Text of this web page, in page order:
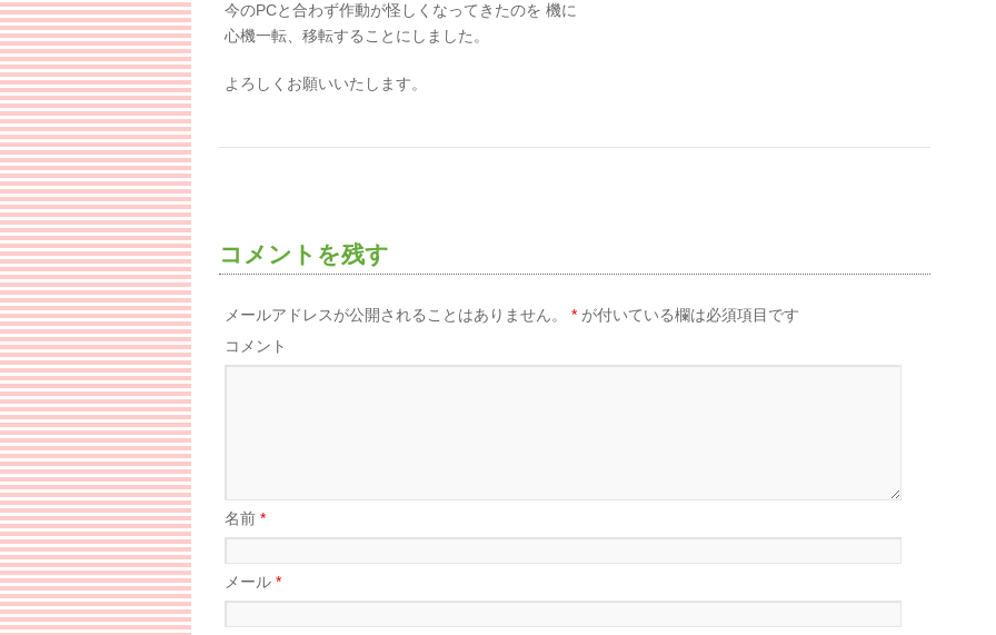
今のPCと合わず作動が怪しくなってきたのを 機に
心機一転、移転することにしました。
よろしくお願いいたします。
コメントを残す
メールアドレスが公開されることはありません。 * が付いている欄は必須項目です
コメント
名前 *
メール *